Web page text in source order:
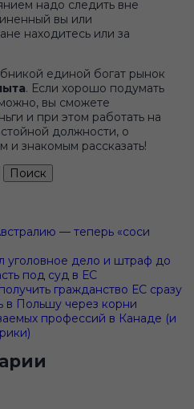
надо следить вне
вы или
находитесь или за
единой богат рынок
. Если хорошо подумать
вы сможете
и при этом работать на
должности, о
и знакомым рассказать!
— теперь «соси
дело и штраф до
под суд в ЕС
гражданство ЕС сразу
в Польшу через корни
профессий в Канаде (и